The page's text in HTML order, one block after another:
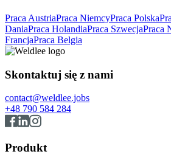
Praca AustriaPraca NiemcyPraca Polska
DaniaPraca HolandiaPraca SzwecjaPraca
FrancjaPraca Belgia
Skontaktuj się z nami
contact@weldlee.jobs
+48 790 584 284
Produkt